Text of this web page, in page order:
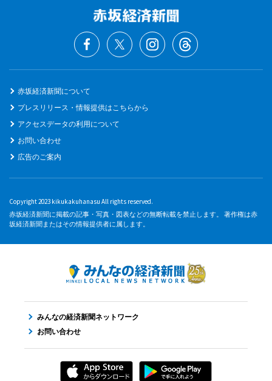
赤坂経済新聞について
プレスリリース・情報提供はこちらから
アクセスデータの利用について
お問い合わせ
広告のご案内
Copyright 2023 kikukakuhanasu All rights reserved.
赤坂経済新聞に掲載の記事・写真・図表などの無断転載を禁止します。 著作権は赤
坂経済新聞またはその情報提供者に属します。
みんなの経済新聞ネットワーク
お問い合わせ